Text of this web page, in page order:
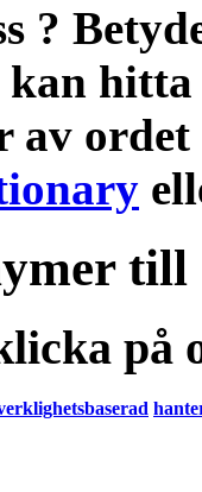
?
kan
av ordet
på